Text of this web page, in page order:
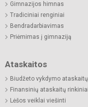
Gimnazijos himnas
Tradiciniai renginiai
Bendradarbiavimas
Priėmimas į gimnaziją
Ataskaitos
Biudžeto vykdymo
Finansinių ataskaitų rinkiniai
Lėšos veiklai viešinti